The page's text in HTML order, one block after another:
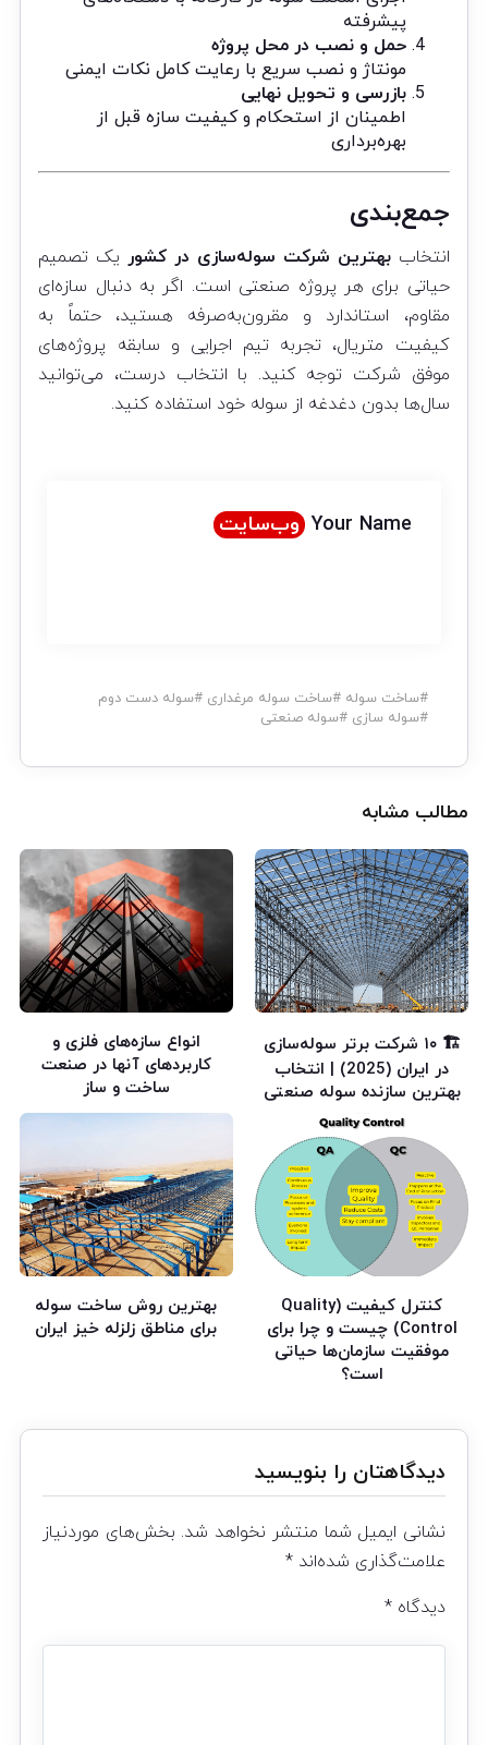
پیشرفته
حمل و نصب در محل پروژه
مونتاژ و نصب سریع با رعایت کامل نکات ایمنی
بازرسی و تحویل نهایی
اطمینان از استحکام و کیفیت سازه قبل از
بهره‌برداری
جمع‌بندی
انتخاببهترین شرکت سوله‌سازی در کشور یک تصمیم
حیاتی برای هر پروژه صنعتی است. اگر به دنبال سازه‌ای
مقاوم، استاندارد و مقرون‌به‌صرفه هستید، حتماً به
کیفیت متریال، تجربه تیم اجرایی و سابقه پروژه‌های
موفق شرکت توجه کنید. با انتخاب درست، می‌توانید
سال‌ها بدون دغدغه از سوله خود استفاده کنید.
Your Name وب‌سایت
#ساخت سوله #ساخت سوله مرغداری #سوله دست دوم
#سوله سازی #سوله صنعتی
مطالب مشابه
🏗️ ۱۰ شرکت برتر سوله‌سازی
در ایران (2025) | انتخاب
بهترین سازنده سوله صنعتی
انواع سازه‌های فلزی و
کاربردهای آنها در صنعت
ساخت و ساز
کنترل کیفیت (Quality
Control) چیست و چرا برای
موفقیت سازمان‌ها حیاتی
است؟
بهترین روش ساخت سوله
برای مناطق زلزله‌ خیز ایران
دیدگاهتان را بنویسید
نشانی ایمیل شما منتشر نخواهد شد. بخش‌های موردنیاز
علامت‌گذاری شده‌اند *
دیدگاه *